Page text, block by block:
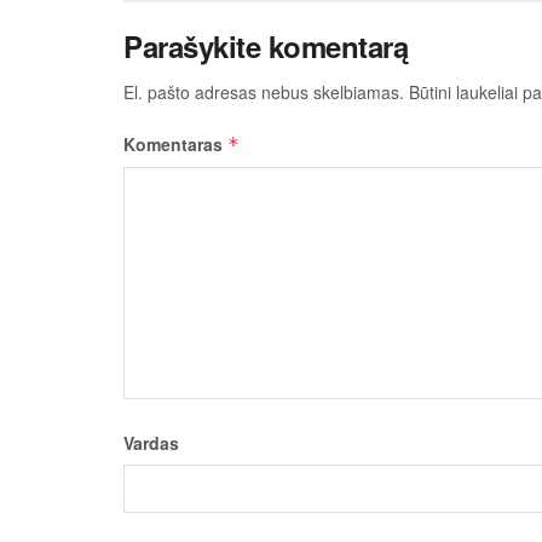
Parašykite komentarą
El. pašto adresas nebus skelbiamas. Būtini laukeliai
Komentaras *
Vardas